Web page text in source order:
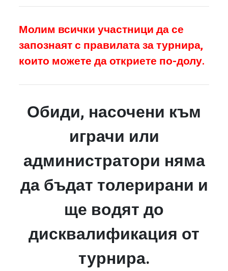
Молим всички участници да се
запознаят с правилата за турнира,
които можете да откриете по-долу.
Обиди, насочени към
играчи или
администратори няма
да бъдат толерирани и
ще водят до
дисквалификация от
турнира.